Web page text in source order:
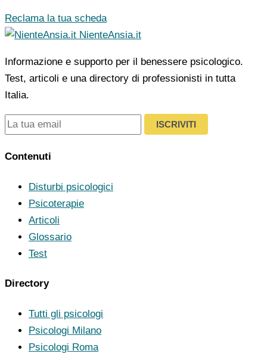
Reclama la tua scheda
NienteAnsia.it
Informazione e supporto per il benessere psicologico.
Test, articoli e una directory di professionisti in tutta
Italia.
ISCRIVITI
Contenuti
Disturbi psicologici
Psicoterapie
Articoli
Glossario
Test
Directory
Tutti gli psicologi
Psicologi Milano
Psicologi Roma